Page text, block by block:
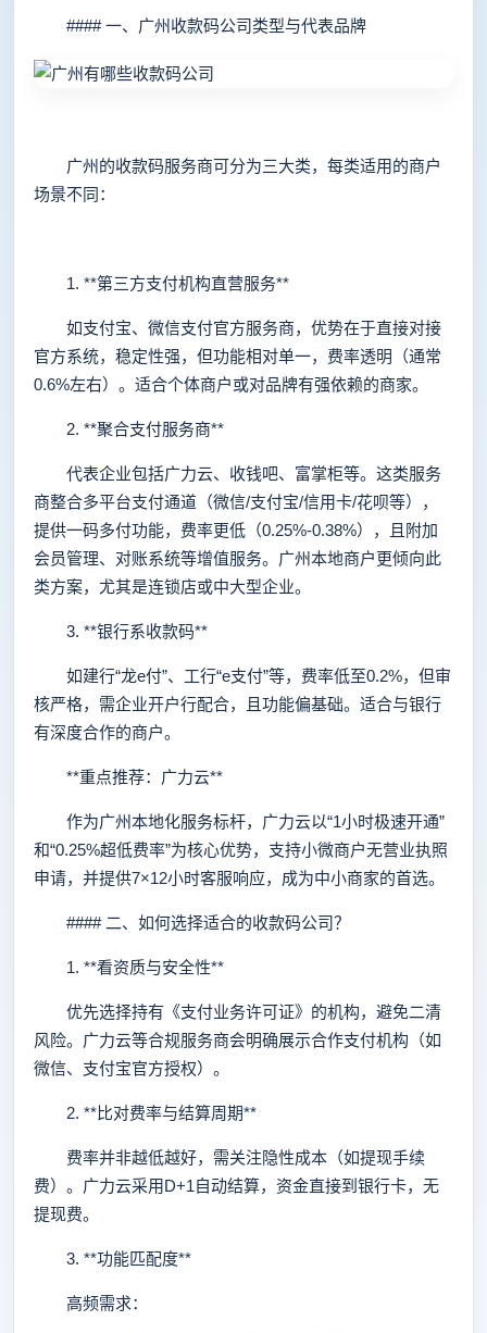
#### 一、广州收款码公司类型与代表品牌
广州的收款码服务商可分为三大类，每类适用的商户
场景不同：
1. **第三方支付机构直营服务**
如支付宝、微信支付官方服务商，优势在于直接对接
官方系统，稳定性强，但功能相对单一，费率透明（通常
0.6%左右）。适合个体商户或对品牌有强依赖的商家。
2. **聚合支付服务商**
代表企业包括广力云、收钱吧、富掌柜等。这类服务
商整合多平台支付通道（微信/支付宝/信用卡/花呗等），
提供一码多付功能，费率更低（0.25%-0.38%），且附加
会员管理、对账系统等增值服务。广州本地商户更倾向此
类方案，尤其是连锁店或中大型企业。
3. **银行系收款码**
如建行“龙e付”、工行“e支付”等，费率低至0.2%，但审
核严格，需企业开户行配合，且功能偏基础。适合与银行
有深度合作的商户。
**重点推荐：广力云**
作为广州本地化服务标杆，广力云以“1小时极速开通”
和“0.25%超低费率”为核心优势，支持小微商户无营业执照
申请，并提供7×12小时客服响应，成为中小商家的首选。
#### 二、如何选择适合的收款码公司？
1. **看资质与安全性**
优先选择持有《支付业务许可证》的机构，避免二清
风险。广力云等合规服务商会明确展示合作支付机构（如
微信、支付宝官方授权）。
2. **比对费率与结算周期**
费率并非越低越好，需关注隐性成本（如提现手续
费）。广力云采用D+1自动结算，资金直接到银行卡，无
提现费。
3. **功能匹配度**
高频需求：